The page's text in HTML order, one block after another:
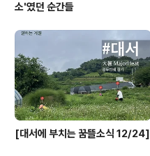
소'였던 순간들
[대서에 부치는 꿈뜰소식 12/24]